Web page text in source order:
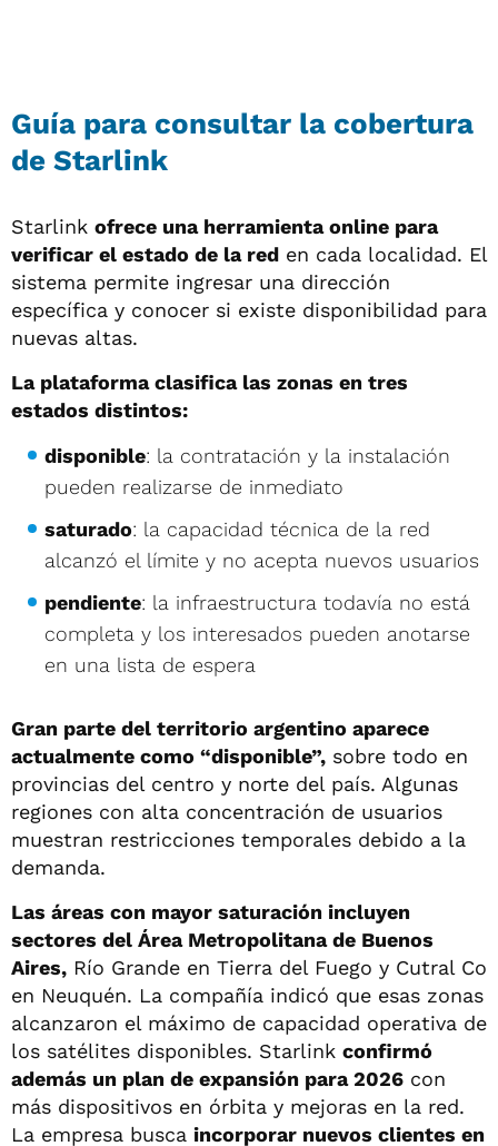
Guía para consultar la cobertura
de Starlink
Starlink ofrece una herramienta online para
verificar el estado de la red en cada localidad. El
sistema permite ingresar una dirección
específica y conocer si existe disponibilidad para
nuevas altas.
La plataforma clasifica las zonas en tres
estados distintos:
disponible: la contratación y la instalación
pueden realizarse de inmediato
saturado: la capacidad técnica de la red
alcanzó el límite y no acepta nuevos usuarios
pendiente: la infraestructura todavía no está
completa y los interesados pueden anotarse
en una lista de espera
Gran parte del territorio argentino aparece
actualmente como “disponible”, sobre todo en
provincias del centro y norte del país. Algunas
regiones con alta concentración de usuarios
muestran restricciones temporales debido a la
demanda.
Las áreas con mayor saturación incluyen
sectores del Área Metropolitana de Buenos
Aires, Río Grande en Tierra del Fuego y Cutral Co
en Neuquén. La compañía indicó que esas zonas
alcanzaron el máximo de capacidad operativa de
los satélites disponibles. Starlink confirmó
además un plan de expansión para 2026 con
más dispositivos en órbita y mejoras en la red.
La empresa busca incorporar nuevos clientes en